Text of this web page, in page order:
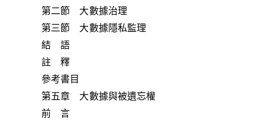
第二節 大數據治理
第三節 大數據隱私監理
結 語
註 釋
參考書目
第五章 大數據與被遺忘權
前 言